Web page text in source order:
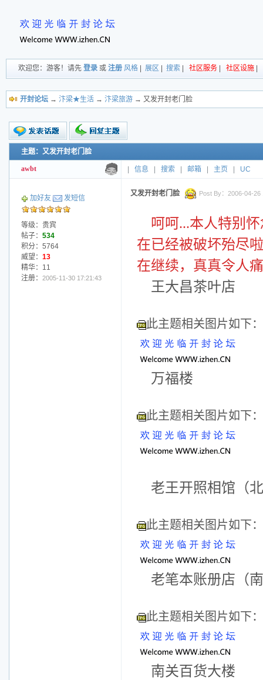
欢迎您：游客！请先 登录 或 注册 风格 展区 搜索 社区服务 社区设施
开封论坛 → 汴梁★生活 → 汴梁旅游 → 又发开封老门脸
新的主题
投票帖
交易帖
主题：又发开封老门脸
awbt 信息 搜索 邮箱 主页 UC
加好友 发短信
等级：贵宾
帖子： 534
积分：5764
威望： 13
精华：11
注册： 2005-11-30 17:21:43
又发开封老门脸 Post By：2006-04-26
呵呵...本人特别
在已经被破坏殆尽
在继续，真真令人
王大昌茶叶店
此主题相关图片如下：
万福楼
此主题相关图片如下：
老王开照相馆（
此主题相关图片如下：
老笔本账册店（
此主题相关图片如下：
南关百货大楼